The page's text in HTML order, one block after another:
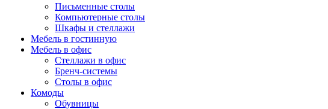
Письменные столы
Компьютерные столы
Шкафы и стеллажи
Мебель в гостинную
Мебель в офис
Стеллажи в офис
Бренч-системы
Столы в офис
Комоды
Обувницы